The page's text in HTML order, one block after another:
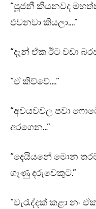
“පූජනී කියනවද
එවනවා කියලා….”
“දැන් ඒක ඊට වඩා
“ඒ කිව්වේ….”
“අවයවවල පවා
අරගෙන…”
“දෙයියනේ මොන
ගෑණු දරුවෙකුට.”
“වැරැද්දක් කළා